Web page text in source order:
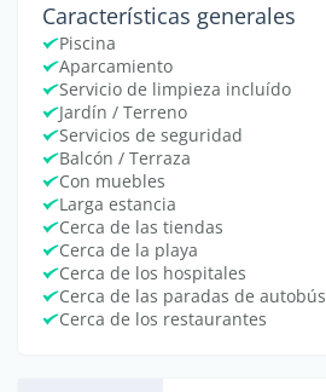
Características generales
Piscina
Aparcamiento
Servicio de limpieza incluído
Jardín / Terreno
Servicios de seguridad
Balcón / Terraza
Con muebles
Larga estancia
Cerca de las tiendas
Cerca de la playa
Cerca de los hospitales
Cerca de las paradas de autobús
Cerca de los restaurantes